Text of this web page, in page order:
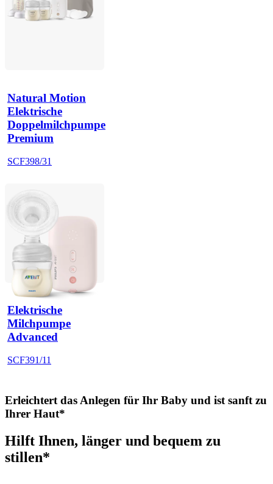
Natural Motion
Elektrische
Doppelmilchpumpe
Premium
SCF398/31
Elektrische
Milchpumpe
Advanced
SCF391/11
Erleichtert das Anlegen für Ihr Baby und ist sanft zu
Ihrer Haut*
Hilft Ihnen, länger und bequem zu
stillen*